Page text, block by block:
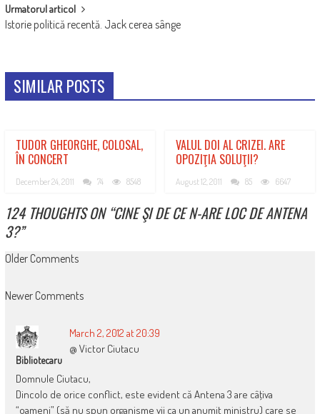
Urmatorul articol
Istorie politică recentă. Jack cerea sânge
SIMILAR POSTS
TUDOR GHEORGHE, COLOSAL,
ÎN CONCERT
December 24, 2011 74 8548
VALUL DOI AL CRIZEI. ARE
OPOZIŢIA SOLUŢII?
August 12, 2011 85 6647
124 THOUGHTS ON “CINE ŞI DE CE N-ARE LOC DE ANTENA
3?”
COMMENT
Older Comments
Newer Comments
Bibliotecaru
March 2, 2012 at 20:39
@ Victor Ciutacu
Domnule Ciutacu,
Dincolo de orice conflict, este evident că Antena 3 are câţiva
“oameni” (să nu spun organisme vii ca un anumit ministru) care se